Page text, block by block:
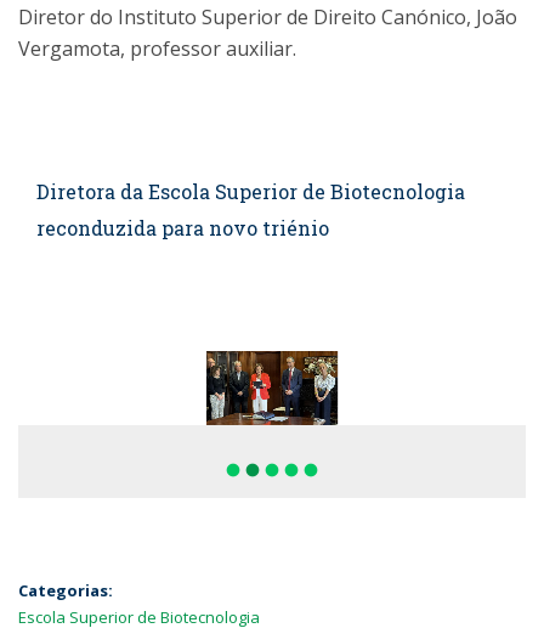
Diretor do Instituto Superior de Direito Canónico, João
Vergamota, professor auxiliar.
Diretora da Escola Superior de Biotecnologia
reconduzida para novo triénio
fiber_manual_record fiber_manual_record fiber_manual_record fiber_manual_record fiber_manual_record
Categorias:
Escola Superior de Biotecnologia